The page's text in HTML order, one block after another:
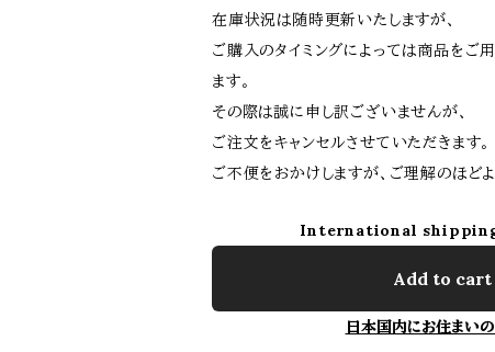
在庫状況は随時更新いたしますが、
ご購入のタイミングによっては商品をご
ます。
その際は誠に申し訳ございませんが、
ご注文をキャンセルさせていただきます。
ご不便をおかけしますが、ご理解のほど
International
Add to cart
日本国内にお住まい